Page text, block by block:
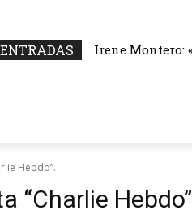
Irene Montero:
Hebdo”.
“Charlie